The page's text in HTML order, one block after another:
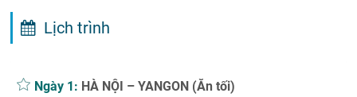
Lịch trình
Ngày 1: HÀ NỘI – YANGON (Ăn tối)